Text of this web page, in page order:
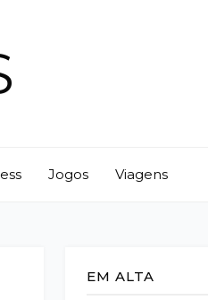
Jogos Viagens
EM ALTA